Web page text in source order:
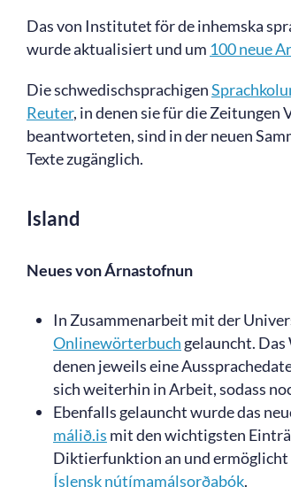
Das von Institutet för de inhemska
wurde aktualisiert und um 100 neue
Die schwedischsprachigen
Reuter, in denen sie für die Zeitungen
beantworteten, sind in der neuen
Texte zugänglich.
Island
Neues von Árnastofnun
In Zusammenarbeit mit der
Onlinewörterbuch gelauncht.
denen jeweils eine
sich weiterhin in Arbeit, sodass
Ebenfalls gelauncht wurde das
málið.is mit den wichtigsten
Diktierfunktion an und ermöglicht
Íslensknútímamálsorðabók.